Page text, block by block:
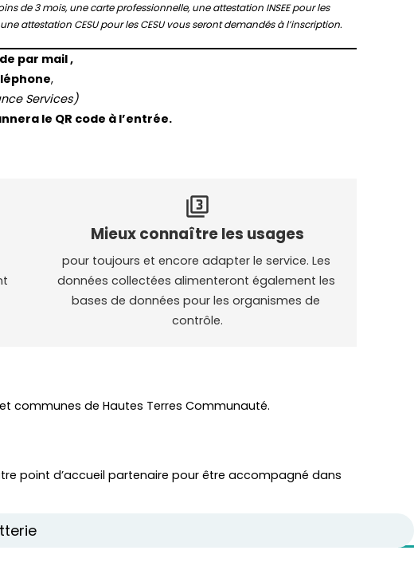
de 3 mois, une carte professionnelle, une attestation INSEE pour les
attestation CESU pour les CESU vous seront demandés à l’inscription.
par mail ,
,
Services)
le QR code à l’entrée.
filter_3
Mieux connaître les usages
pour toujours et encore adapter le service. Les
données collectées alimenteront également les
bases de données pour les organismes de
contrôle.
communes de Hautes Terres Communauté.
point d’accueil partenaire pour être accompagné dans